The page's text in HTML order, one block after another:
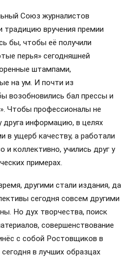
Союз журналистов
традицию вручения премии
бы, чтобы её получили
перья» сегодняшней
штампами,
на ум. И почти из
возобновились бал прессы и
Чтобы профессионалы не
друга информацию, в целях
в ущерб качеству, а работали
и коллективно, учились друг у
примерах.
другими стали издания, да
сегодня совсем другими
Но дух творчества, поиск
совершенствование
с собой Ростовщиков в
в лучших образцах